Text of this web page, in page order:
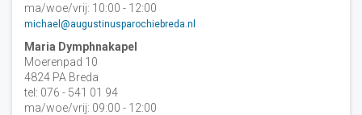
ma/woe/vrij: 10:00 - 12:00
michael@augustinusparochiebreda.nl
Maria Dymphnakapel
Moerenpad 10
4824 PA Breda
tel: 076 - 541 01 94
ma/woe/vrij: 09:00 - 12:00